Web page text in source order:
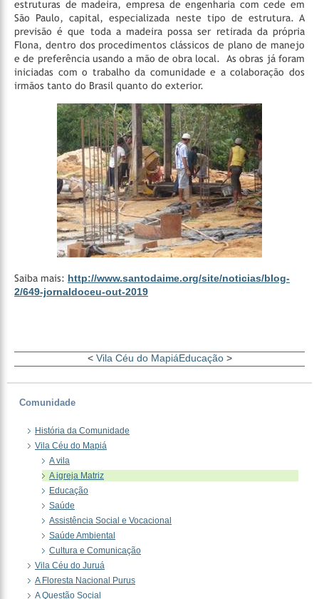
estruturas de madeira, empresa de engenharia com cede em
São Paulo, capital, especializada neste tipo de estrutura. A
previsão é que toda a madeira possa ser retirada da própria
Flona, dentro dos procedimentos clássicos de plano de manejo
e de preferência usando a mão de obra local.As obras já foram
iniciadas com o trabalho da comunidade e a colaboração dos
irmãos tanto do Brasil quanto do exterior.
Saiba mais: http://www.santodaime.org/site/noticias/blog-
2/649-jornaldoceu-out-2019
< Vila Céu do MapiáEducação>
Comunidade
História da Comunidade
Vila Céu do Mapiá
A vila
A igreja Matriz
Educação
Saúde
Assistência Social e Vocacional
Saúde Ambiental
Cultura e Comunicação
Vila Céu do Juruá
A Floresta Nacional Purus
A Questão Social